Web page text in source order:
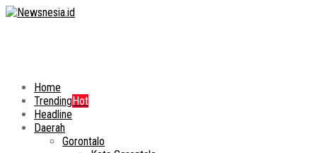
Home
TrendingHot
Headline
Daerah
Gorontalo